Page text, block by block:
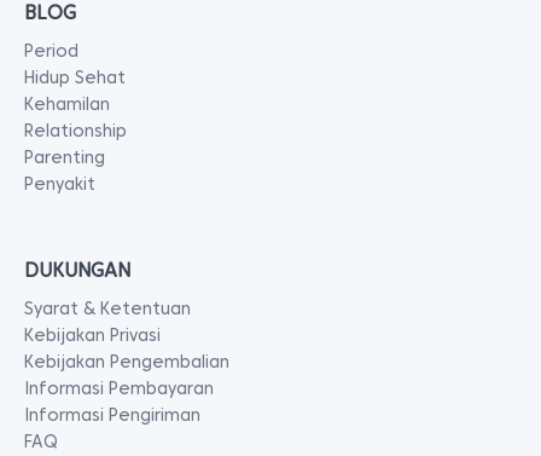
BLOG
Period
Hidup Sehat
Kehamilan
Relationship
Parenting
Penyakit
DUKUNGAN
Syarat & Ketentuan
Kebijakan Privasi
Kebijakan Pengembalian
Informasi Pembayaran
Informasi Pengiriman
FAQ